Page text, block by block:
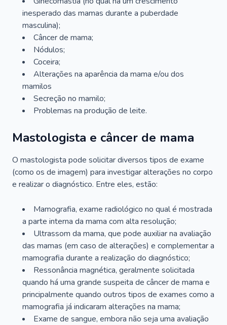
inesperado das mamas durante a puberdade
masculina);
Câncer de mama;
Nódulos;
Coceira;
Alterações na aparência da mama e/ou dos
mamilos
Secreção no mamilo;
Problemas na produção de leite.
Mastologista e câncer de mama
O mastologista pode solicitar diversos tipos de exame
(como os de imagem) para investigar alterações no corpo
e realizar o diagnóstico. Entre eles, estão:
Mamografia, exame radiológico no qual é mostrada
a parte interna da mama com alta resolução;
Ultrassom da mama, que pode auxiliar na avaliação
das mamas (em caso de alterações) e complementar a
mamografia durante a realização do diagnóstico;
Ressonância magnética, geralmente solicitada
quando há uma grande suspeita de câncer de mama e
principalmente quando outros tipos de exames como a
mamografia já indicaram alterações na mama;
Exame de sangue, embora não seja uma avaliação